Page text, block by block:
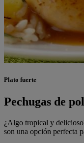
Plato fuerte
Pechugas de
¿Algo tropical y
son una opción perfecta